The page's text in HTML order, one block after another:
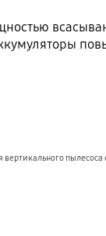
пылесоса